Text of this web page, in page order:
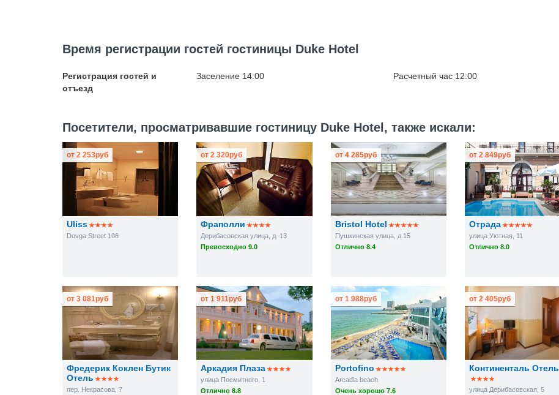
Время регистрации гостей гостиницы Duke Hotel
Регистрация гостей и
отъезд
Заселение 14:00 Расчетный час 12:00
Посетители, просматривавшие гостиницу Duke Hotel, также искали:
Uliss
Dovga Street 106
от 2 253руб
Фраполли
Дерибасовская улица, д. 13
Превосходно 9.0
от2 320руб
Bristol Hotel
Пушкинская улица, д.15
Отлично 8.4
от 4 285руб
Отрада
улица Уютная, 11
Отлично 8.0
от2 849руб
Фредерик Коклен Бутик
Отель
пер. Некрасова, 7
от 3 081руб
Аркадия Плаза
улица Посмитного, 1
Отлично 8.8
от1 911руб
Portofino
Arcadia beach
Очень хорошо 7.6
от 1 988руб
Континенталь Отель
улица Дерибасовская, 5
от2 405руб